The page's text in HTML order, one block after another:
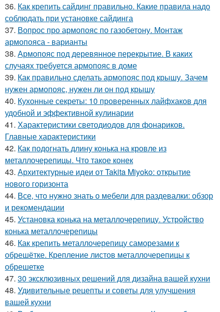
36. Как крепить сайдинг правильно. Какие правила надо
соблюдать при установке сайдинга
37. Вопрос про армопояс по газобетону. Монтаж
армопояса - варианты
38. Армопояс под деревянное перекрытие. В каких
случаях требуется армопояс в доме
39. Как правильно сделать армопояс под крышу. Зачем
нужен армопояс, нужен ли он под крышу
40. Кухонные секреты: 10 проверенных лайфхаков для
удобной и эффективной кулинарии
41. Характеристики светодиодов для фонариков.
Главные характеристики
42. Как подогнать длину конька на кровле из
металлочерепицы. Что такое конек
43. Архитектурные идеи от Takita Miyoko: открытие
нового горизонта
44. Все, что нужно знать о мебели для раздевалки: обзор
и рекомендации
45. Установка конька на металлочерепицу. Устройство
конька металлочерепицы
46. Как крепить металлочерепицу саморезами к
обрешётке. Крепление листов металлочерепицы к
обрешетке
47. 30 эксклюзивных решений для дизайна вашей кухни
48. Удивительные рецепты и советы для улучшения
вашей кухни